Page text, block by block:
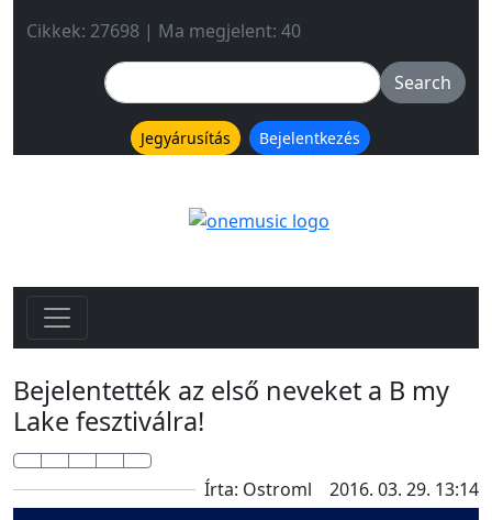
Cikkek: 27698 | Ma megjelent: 40
Jegyárusítás Bejelentkezés
Bejelentették az első neveket a B my
Lake fesztiválra!
Írta: Ostroml 2016. 03. 29. 13:14